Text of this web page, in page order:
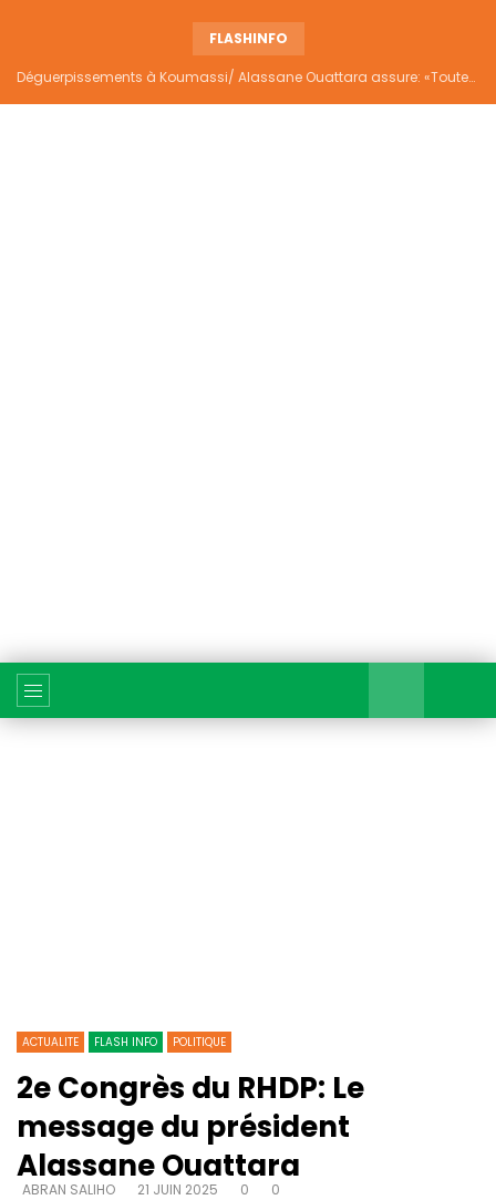
FLASHINFO
Déguerpissements à Koumassi/ Alassane Ouattara assure: «Toutes les responsabilités seront établies et elles donneront lieu aux sanctions prévues par la loi»
ACTUALITE FLASH INFO POLITIQUE
2e Congrès du RHDP: Le
message du président
Alassane Ouattara
ABRAN SALIHO 21 JUIN 2025 0 0